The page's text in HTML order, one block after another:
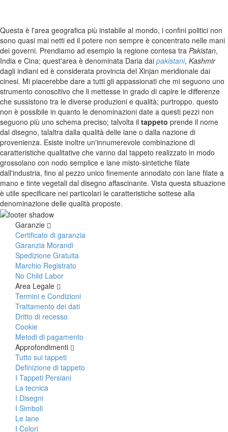
Questa è l'area geografica più instabile al mondo, i confini politici non
sono quasi mai netti ed il potere non sempre è concentrato nelle mani
dei governi. Prendiamo ad esempio la regione contesa tra Pakistan,
India e Cina; quest'area è denominata Daria dai pakistani, Kashmir
dagli indiani ed è considerata provincia del Xinjan meridionale dai
cinesi. Mi piacerebbe dare a tutti gli appassionati che mi seguono uno
strumento conoscitivo che li mettesse in grado di capire le differenze
che sussistono tra le diverse produzioni e qualità; purtroppo. questo
non è possibile in quanto le denominazioni date a questi pezzi non
seguono più uno schema preciso; talvolta il tappeto prende il nome
dal disegno, talaltra dalla qualità delle lane o dalla nazione di
provenienza. Esiste inoltre un'innumerevole combinazione di
caratteristiche qualitative che vanno dal tappeto realizzato in modo
grossolano con nodo semplice e lane misto-sintetiche filate
dall'industria, fino al pezzo unico finemente annodato con lane filate a
mano e tinte vegetali dal disegno affascinante. Vista questa situazione
è utile specificare nei particolari le caratteristiche sottese alla
denominazione delle qualità proposte.
Garanzie
Certificato di garanzia
Garanzia Morandi
Spedizione Gratuita
Marchio Registrato
No Child Labor
Area Legale
Termini e Condizioni
Trattamento dei dati
Dritto di recesso
Cookie
Metodi di pagamento
Approfondimenti
Tutto sui tappeti
Definizione di tappeto
I Tappeti Persiani
La tecnica
I Disegni
I Simboli
Le lane
I Colori